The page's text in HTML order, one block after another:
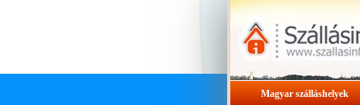
Magyar szálláshelyek